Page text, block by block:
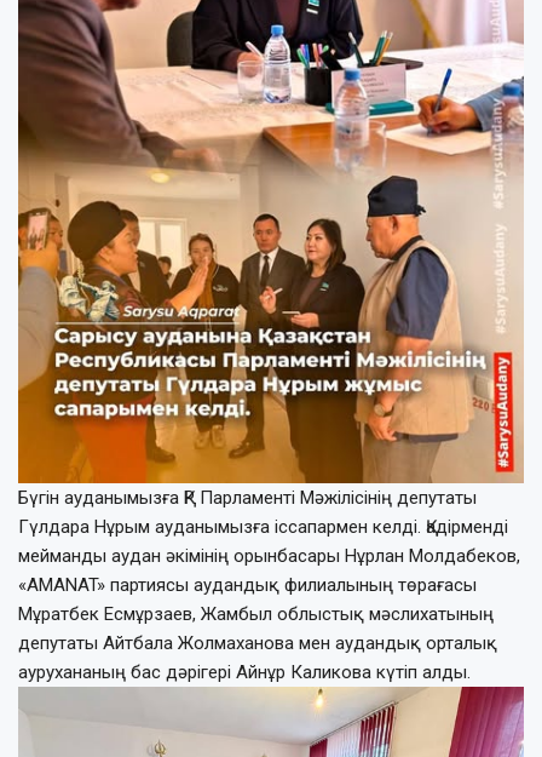
Бүгін ауданымызға ҚР Парламенті Мәжілісінің депутаты
Гүлдара Нұрым ауданымызға іссапармен келді. Қадірменді
мейманды аудан әкімінің орынбасары Нұрлан Молдабеков,
«AMANAT» партиясы аудандық филиалының төрағасы
Мұратбек Есмұрзаев, Жамбыл облыстық мәслихатының
депутаты Айтбала Жолмаханова мен аудандық орталық
аурухананың бас дәрігері Айнұр Каликова күтіп алды.